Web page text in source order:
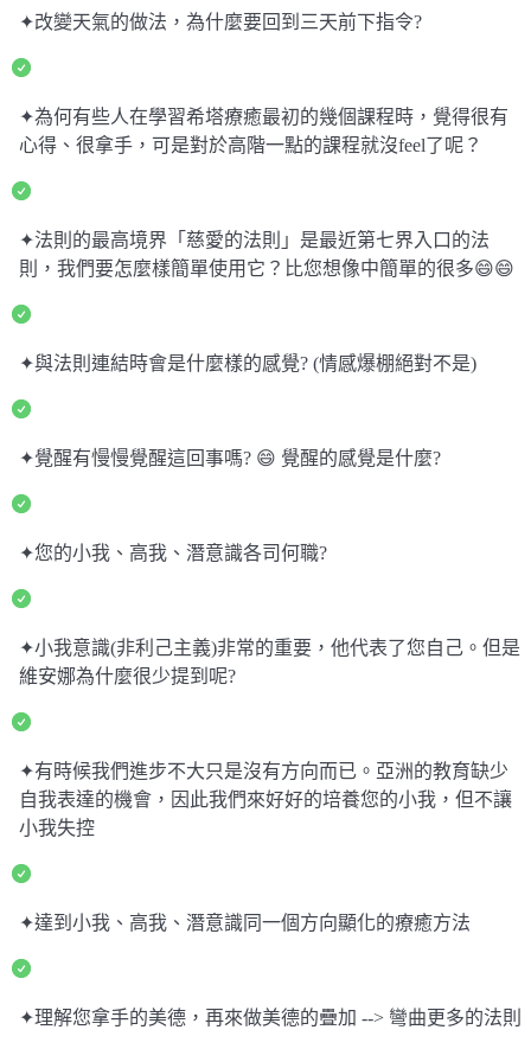
✦改變天氣的做法，為什麼要回到三天前下指令?
✦為何有些人在學習希塔療癒最初的幾個課程時，覺得很有
心得、很拿手，可是對於高階一點的課程就沒feel了呢？
✦法則的最高境界「慈愛的法則」是最近第七界入口的法
則，我們要怎麼樣簡單使用它？比您想像中簡單的很多😄😄
✦與法則連結時會是什麼樣的感覺? (情感爆棚絕對不是)
✦覺醒有慢慢覺醒這回事嗎? 😄 覺醒的感覺是什麼?
✦您的小我、高我、潛意識各司何職?
✦小我意識(非利己主義)非常的重要，他代表了您自己。但是
維安娜為什麼很少提到呢?
✦有時候我們進步不大只是沒有方向而已。亞洲的教育缺少
自我表達的機會，因此我們來好好的培養您的小我，但不讓
小我失控
✦達到小我、高我、潛意識同一個方向顯化的療癒方法
✦理解您拿手的美德，再來做美德的疊加 --> 彎曲更多的法則